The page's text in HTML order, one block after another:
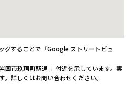
グすることで『Google ストリートビュ
市玖珂町駅通 」付近を示しています。実
詳しくはお問い合わせください。